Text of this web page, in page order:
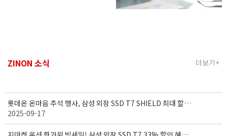
ZINON 소식 더보기+
롯데온 온마음 추석 행사, 삼성 외장 SSD T7 SHIELD 최대 할인
받으세요! ( 9/15 - 9/30 )
2025-09-17